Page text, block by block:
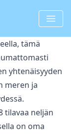
tämä
yhtenäisyyden
meren ja
tilavaa neljän
on oma